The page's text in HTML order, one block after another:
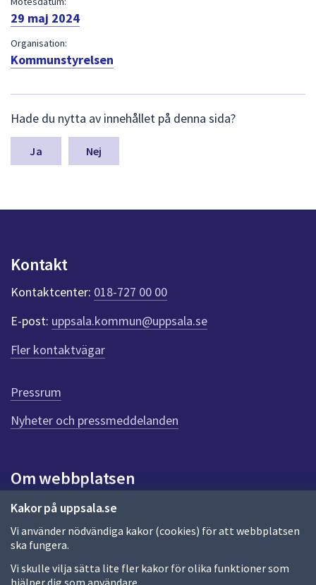
Kakor på uppsala.se
Vi använder nödvändiga kakor (cookies) för att webbplatsen
ska fungera.
Vi skulle vilja sätta lite fler kakor för olika funktioner som
hjälper dig som användare.
29 maj 2024
Organisation:
Kommunstyrelsen
ä
m
a
n
k
t
e
r
f
ö
r
e
n
n
a
d
a
Hade du nytta av innehållet på denna sida?
Nej
Kontakt
Kontaktcenter: 018-727 00 00
E-post: uppsala.kommun@uppsala.se
Fler kontaktvägar
Pressrum
Nyheter och pressmeddelanden
Om webbplatsen
Om webbplatsen
Allmänna handlingar och diarium
Behandling av personuppgifter